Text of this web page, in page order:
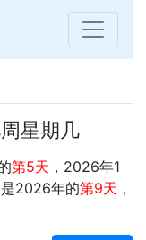
星期几
第5天 ，2026年1
2026年的第9天 ，